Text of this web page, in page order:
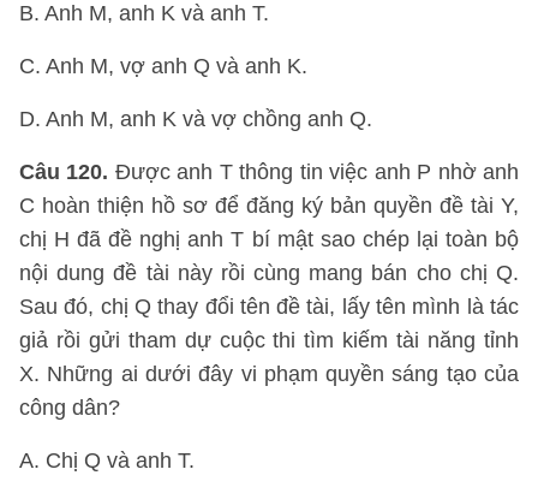
B. Anh M, anh K và anh T.
C. Anh M, vợ anh Q và anh K.
D. Anh M, anh K và vợ chồng anh Q.
Câu 120. Được anh T thông tin việc anh P nhờ anh
C hoàn thiện hồ sơ để đăng ký bản quyền đề tài Y,
chị H đã đề nghị anh T bí mật sao chép lại toàn bộ
nội dung đề tài này rồi cùng mang bán cho chị Q.
Sau đó, chị Q thay đổi tên đề tài, lấy tên mình là tác
giả rồi gửi tham dự cuộc thi tìm kiếm tài năng tỉnh
X. Những ai dưới đây vi phạm quyền sáng tạo của
công dân?
A. Chị Q và anh T.